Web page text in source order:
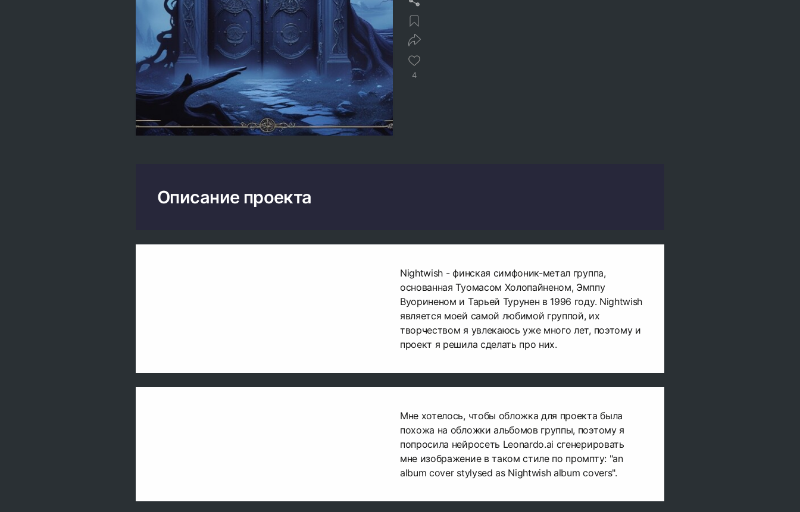
4
Описание проекта
Nightwish - финская симфоник-метал группа,
основанная Туомасом Холопайненом, Эмппу
Вуориненом и Тарьей Турунен в 1996 году. Nightwish
является моей самой любимой группой, их
творчеством я увлекаюсь уже много лет, поэтому и
проект я решила сделать про них.
Мне хотелось, чтобы обложка для проекта была
похожа на обложки альбомов группы, поэтому я
попросила нейросеть Leonardo.ai сгенерировать
мне изображение в таком стиле по промпту: "an
album cover stylysed as Nightwish album covers".